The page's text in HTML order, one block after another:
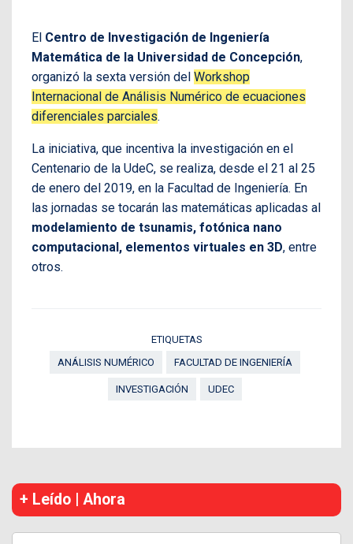
El Centro de Investigación de Ingeniería
Matemática de la Universidad de Concepción,
organizó la sexta versión del Workshop
Internacional de Análisis Numérico de ecuaciones
diferenciales parciales.
La iniciativa, que incentiva la investigación en el
Centenario de la UdeC, se realiza, desde el 21 al 25
de enero del 2019, en la Facultad de Ingeniería. En
las jornadas se tocarán las matemáticas aplicadas al
modelamiento de tsunamis, fotónica nano
computacional, elementos virtuales en 3D, entre
otros.
ETIQUETAS
ANÁLISIS NUMÉRICO
FACULTAD DE INGENIERÍA
INVESTIGACIÓN UDEC
+ Leído | Ahora